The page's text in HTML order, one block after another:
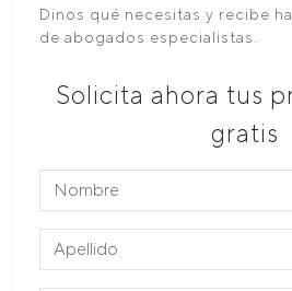
Dinos qué necesitas y recibe
de abogados especialistas.
Solicita ahora tus
gratis